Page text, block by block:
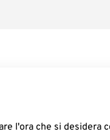
l'ora che si desidera